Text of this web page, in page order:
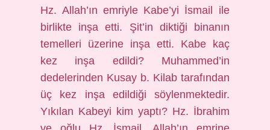
Hz. Allah’ın emriyle Kabe’yi İsmail ile
birlikte inşa etti. Şit’in diktiği binanın
temelleri üzerine inşa etti. Kabe kaç
kez inşa edildi? Muhammed’in
dedelerinden Kusay b. Kilab tarafından
üç kez inşa edildiği söylenmektedir.
Yıkılan Kabeyi kim yaptı? Hz. İbrahim